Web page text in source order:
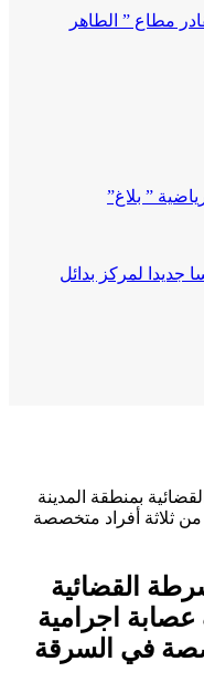
مطاع ” الطاهر
” بلاغ”
جديدا لمركز بدائل
بمنطقة المدينة
ثلاثة أفراد متخصصة
القضائية
اجرامية
في السرقة